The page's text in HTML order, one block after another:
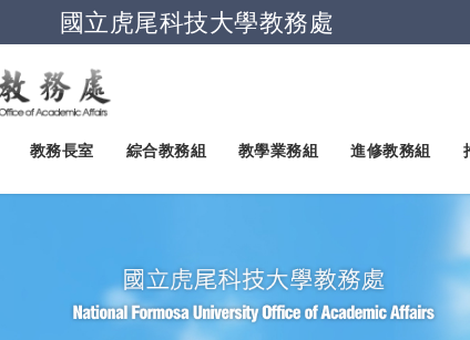
國立虎尾科技大學教務處
教務長室 綜合教務組 教學業務組 進修教務組